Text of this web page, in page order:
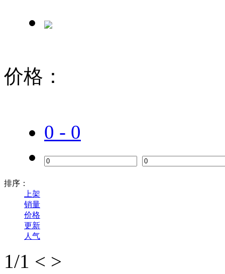
价格：
0 - 0
排序：
上架
销量
价格
更新
人气
1/1 < >